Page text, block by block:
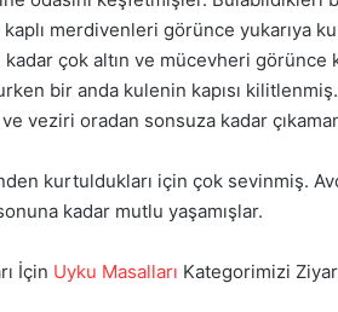
merdivenleri görünce yukarıya
çok altın ve mücevheri görünce
bir anda kulenin kapısı
veziri oradan sonsuza kadar
kurtuldukları için çok sevinmiş.
kadar mutlu yaşamışlar.
İçin Uyku Masalları Kategorimizi